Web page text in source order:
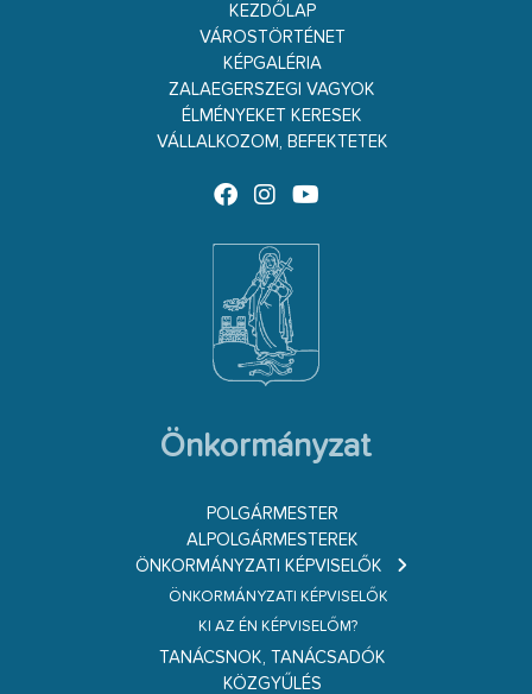
KEZDŐLAP
VÁROSTÖRTÉNET
KÉPGALÉRIA
ZALAEGERSZEGI VAGYOK
ÉLMÉNYEKET KERESEK
VÁLLALKOZOM, BEFEKTETEK
Önkormányzat
POLGÁRMESTER
ALPOLGÁRMESTEREK
ÖNKORMÁNYZATI KÉPVISELŐK
ÖNKORMÁNYZATI KÉPVISELŐK
KI AZ ÉN KÉPVISELŐM?
TANÁCSNOK, TANÁCSADÓK
KÖZGYŰLÉS